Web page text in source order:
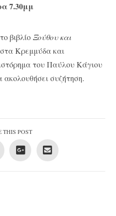
7.30μμ
βιβλίο Ξούθου και
Κρεμμύδα και
του Παύλου Κάγιου
ακολουθήσει συζήτηση.
THIS POST